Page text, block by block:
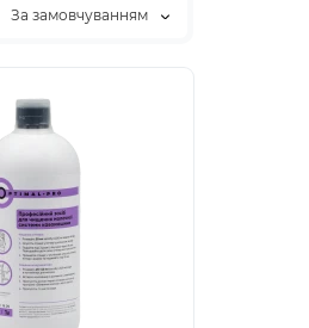
За замовчуванням